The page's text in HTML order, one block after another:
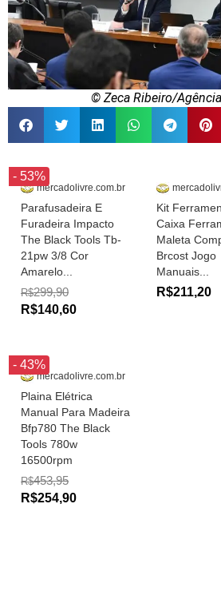
© Zeca Ribeiro/
- 53%
mercadolivre.com.br
Parafusadeira E
Furadeira Impacto
The Black Tools Tb-
21pw 3/8 Cor
Amarelo...
R$299,90
R$140,60
Kit
Caixa
Maleta
Brcost Jogo
Manuais...
R$211,20
- 43%
mercadolivre.com.br
Plaina Elétrica
Manual Para Madeira
Bfp780 The Black
Tools 780w
16500rpm
R$453,95
R$254,90